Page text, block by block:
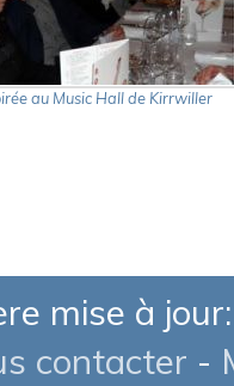
au Music Hall de Kirrwiller
mise à
contacter -